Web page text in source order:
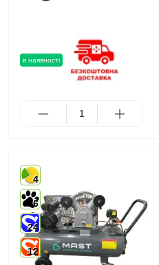
в наявності
4
6
24
12